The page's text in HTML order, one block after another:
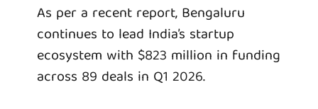
As per a recent report, Bengaluru
continues to lead India’s startup
ecosystem with $823 million in funding
across 89 deals in Q1 2026.